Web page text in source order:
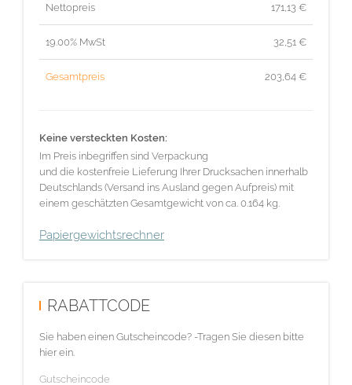
Nettopreis 171,13 €
19.00% MwSt 32,51 €
Gesamtpreis 203,64 €
Keine versteckten Kosten:
Im Preis inbegriffen sind Verpackung
und die kostenfreie Lieferung Ihrer Drucksachen innerhalb
Deutschlands (Versand ins Ausland gegen Aufpreis) mit
einem geschätzten Gesamtgewicht von ca. 0.164 kg.
Papiergewichtsrechner
RABATTCODE
Sie haben einen Gutscheincode? -Tragen Sie diesen bitte
hier ein.
Gutscheincode